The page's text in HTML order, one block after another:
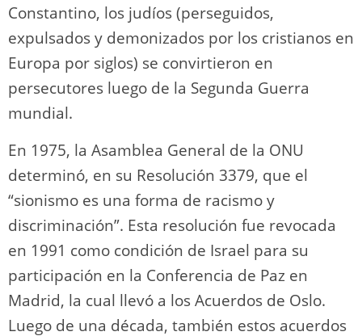
Constantino, los judíos (perseguidos,
expulsados y demonizados por los cristianos en
Europa por siglos) se convirtieron en
persecutores luego de la Segunda Guerra
mundial.
En 1975, la Asamblea General de la ONU
determinó, en su Resolución 3379, que el
“sionismo es una forma de racismo y
discriminación”. Esta resolución fue revocada
en 1991 como condición de Israel para su
participación en la Conferencia de Paz en
Madrid, la cual llevó a los Acuerdos de Oslo.
Luego de una década, también estos acuerdos